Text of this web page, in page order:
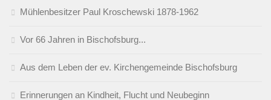
Mühlenbesitzer Paul Kroschewski 1878-1962
Vor 66 Jahren in Bischofsburg...
Aus dem Leben der ev. Kirchengemeinde Bischofsburg
Erinnerungen an Kindheit, Flucht und Neubeginn